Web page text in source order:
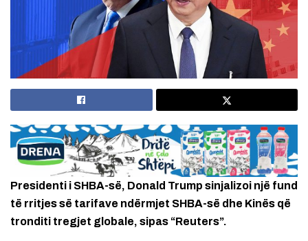
Presidenti i SHBA-së, Donald Trump sinjalizoi një fund
të rritjes së tarifave ndërmjet SHBA-së dhe Kinës që
tronditi tregjet globale, sipas “Reuters”.